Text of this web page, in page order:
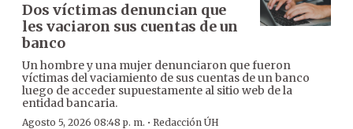
Dos víctimas denuncian que
les vaciaron sus cuentas de un
banco
Un hombre y una mujer denunciaron que fueron
víctimas del vaciamiento de sus cuentas de un banco
luego de acceder supuestamente al sitio web de la
entidad bancaria.
Agosto 5, 2026 08:48 p. m. · Redacción ÚH